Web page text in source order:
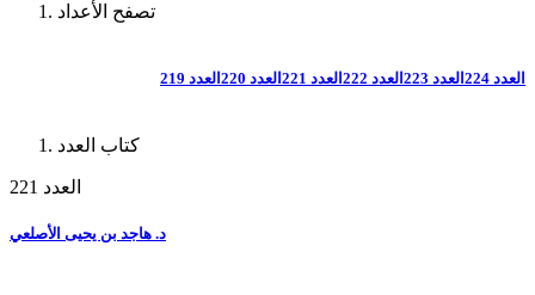
تصفح الأعداد
العدد 224 العدد 223 العدد 222 العدد 221 العدد 220 العدد 219
كتاب العدد
العدد 221
د. هاجد بن يحيى الأصلعي